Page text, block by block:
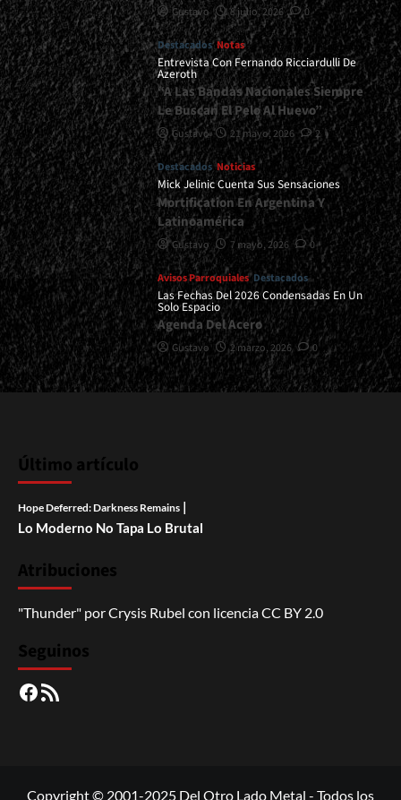
Gustavo 8 julio, 2026 0
Destacados Notas
Entrevista Con Fernando Ricciardulli De
Azeroth
“A Las Bandas Nacionales Siempre
Le Buscan El Pelo Al Huevo”
Gustavo 21 mayo, 2026 2
Destacados Noticias
Mick Jelinic Cuenta Sus Sensaciones
Mortification En Argentina Y
Latinoamérica
Gustavo 7 mayo, 2026 0
Avisos Parroquiales Destacados
Las Fechas Del 2026 Condensadas En Un
Solo Espacio
Agenda Del Acero
Gustavo 2 marzo, 2026 0
Último artículo
Hope Deferred: Darkness Remains |
Lo Moderno No Tapa Lo Brutal
Atribuciones
"Thunder" porCrysis Rubel con licenciaCC BY 2.0
Seguinos
Facebook
RSS
Copyright © 2001-2025 Del Otro Lado Metal - Todos los